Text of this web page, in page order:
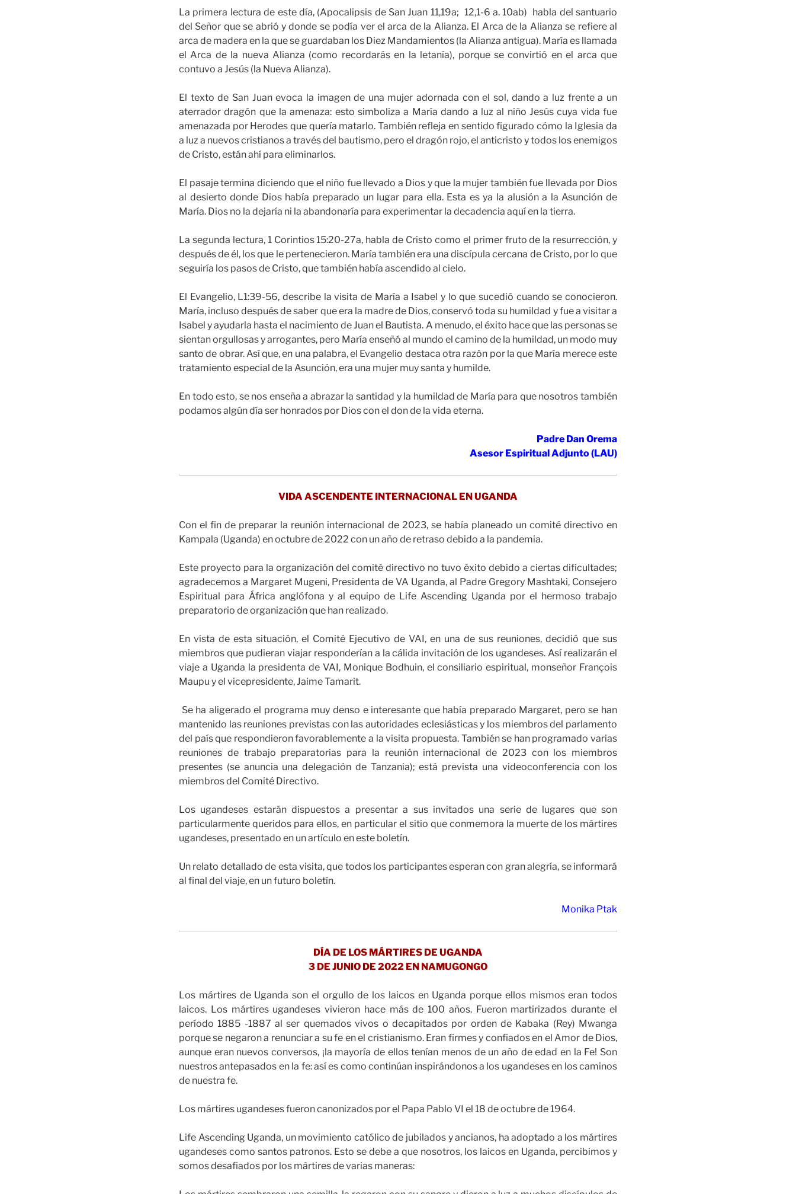
La primera lectura de este día, (Apocalipsis de San Juan 11,19a; 12,1-6 a. 10ab) habla del santuario
del Señor que se abrió y donde se podía ver el arca de la Alianza. El Arca de la Alianza se refiere al
arca de madera en la que se guardaban los Diez Mandamientos (la Alianza antigua). María es llamada
el Arca de la nueva Alianza (como recordarás en la letanía), porque se convirtió en el arca que
contuvo a Jesús (la Nueva Alianza).
El texto de San Juan evoca la imagen de una mujer adornada con el sol, dando a luz frente a un
aterrador dragón que la amenaza: esto simboliza a María dando a luz al niño Jesús cuya vida fue
amenazada por Herodes que quería matarlo. También refleja en sentido figurado cómo la Iglesia da
a luz a nuevos cristianos a través del bautismo, pero el dragón rojo, el anticristo y todos los enemigos
de Cristo, están ahí para eliminarlos.
El pasaje termina diciendo que el niño fue llevado a Dios y que la mujer también fue llevada por Dios
al desierto donde Dios había preparado un lugar para ella. Esta es ya la alusión a la Asunción de
María. Dios no la dejaría ni la abandonaría para experimentar la decadencia aquí en la tierra.
La segunda lectura, 1 Corintios 15:20-27a, habla de Cristo como el primer fruto de la resurrección, y
después de él, los que le pertenecieron. María también era una discípula cercana de Cristo, por lo que
seguiría los pasos de Cristo, que también había ascendido al cielo.
El Evangelio, L1:39-56, describe la visita de María a Isabel y lo que sucedió cuando se conocieron.
María, incluso después de saber que era la madre de Dios, conservó toda su humildad y fue a visitar a
Isabel y ayudarla hasta el nacimiento de Juan el Bautista. A menudo, el éxito hace que las personas se
sientan orgullosas y arrogantes, pero María enseñó al mundo el camino de la humildad, un modo muy
santo de obrar. Así que, en una palabra, el Evangelio destaca otra razón por la que María merece este
tratamiento especial de la Asunción, era una mujer muy santa y humilde.
En todo esto, se nos enseña a abrazar la santidad y la humildad de María para que nosotros también
podamos algún día ser honrados por Dios con el don de la vida eterna.
Padre Dan Orema
Asesor Espiritual Adjunto (LAU)
VIDA ASCENDENTE INTERNACIONAL EN UGANDA
Con el fin de preparar la reunión internacional de 2023, se había planeado un comité directivo en
Kampala (Uganda) en octubre de 2022 con un año de retraso debido a la pandemia.
Este proyecto para la organización del comité directivo no tuvo éxito debido a ciertas dificultades;
agradecemos a Margaret Mugeni, Presidenta de VA Uganda, al Padre Gregory Mashtaki, Consejero
Espiritual para África anglófona y al equipo de Life Ascending Uganda por el hermoso trabajo
preparatorio de organización que han realizado.
En vista de esta situación, el Comité Ejecutivo de VAI, en una de sus reuniones, decidió que sus
miembros que pudieran viajar responderían a la cálida invitación de los ugandeses. Así realizarán el
viaje a Uganda la presidenta de VAI, Monique Bodhuin, el consiliario espiritual, monseñor François
Maupu y el vicepresidente, Jaime Tamarit.
Se ha aligerado el programa muy denso e interesante que había preparado Margaret, pero se han
mantenido las reuniones previstas con las autoridades eclesiásticas y los miembros del parlamento
del país que respondieron favorablemente a la visita propuesta. También se han programado varias
reuniones de trabajo preparatorias para la reunión internacional de 2023 con los miembros
presentes (se anuncia una delegación de Tanzania); está prevista una videoconferencia con los
miembros del Comité Directivo.
Los ugandeses estarán dispuestos a presentar a sus invitados una serie de lugares que son
particularmente queridos para ellos, en particular el sitio que conmemora la muerte de los mártires
ugandeses, presentado en un artículo en este boletín.
Un relato detallado de esta visita, que todos los participantes esperan con gran alegría, se informará
al final del viaje, en un futuro boletín.
Monika Ptak
DÍA DE LOS MÁRTIRES DE UGANDA
3 DE JUNIO DE 2022 EN NAMUGONGO
Los mártires de Uganda son el orgullo de los laicos en Uganda porque ellos mismos eran todos
laicos. Los mártires ugandeses vivieron hace más de 100 años. Fueron martirizados durante el
período 1885 -1887 al ser quemados vivos o decapitados por orden de Kabaka (Rey) Mwanga
porque se negaron a renunciar a su fe en el cristianismo. Eran firmes y confiados en el Amor de Dios,
aunque eran nuevos conversos, ¡la mayoría de ellos tenían menos de un año de edad en la Fe! Son
nuestros antepasados en la fe: así es como continúan inspirándonos a los ugandeses en los caminos
de nuestra fe.
Los mártires ugandeses fueron canonizados por el Papa Pablo VI el 18 de octubre de 1964.
Life Ascending Uganda, un movimiento católico de jubilados y ancianos, ha adoptado a los mártires
ugandeses como santos patronos. Esto se debe a que nosotros, los laicos en Uganda, percibimos y
somos desafiados por los mártires de varias maneras: